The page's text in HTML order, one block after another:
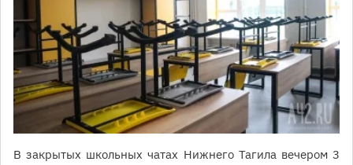
В закрытых школьных чатах Нижнего Тагила вечером 3